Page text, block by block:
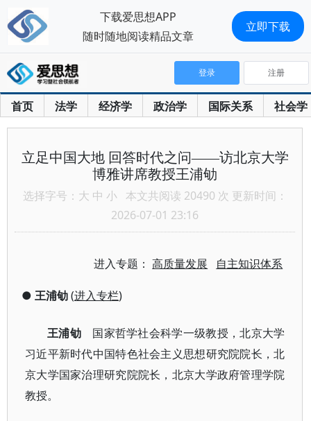
首页 法学 经济学 政治学 国际关系 社会学
登录 注册
立足中国大地 回答时代之问——访北京大学
博雅讲席教授王浦劬
选择字号： 大 中 小 本文共阅读 20490 次 更新时间：
2026-07-01 23:16
进入专题：高质量发展 自主知识体系
● 王浦劬(进入专栏)
王浦劬国家哲学社会科学一级教授，北京大学
习近平新时代中国特色社会主义思想研究院院长，北
京大学国家治理研究院院长，北京大学政府管理学院
教授。
下载爱思想APP
随时随地阅读精品文章
立即下载